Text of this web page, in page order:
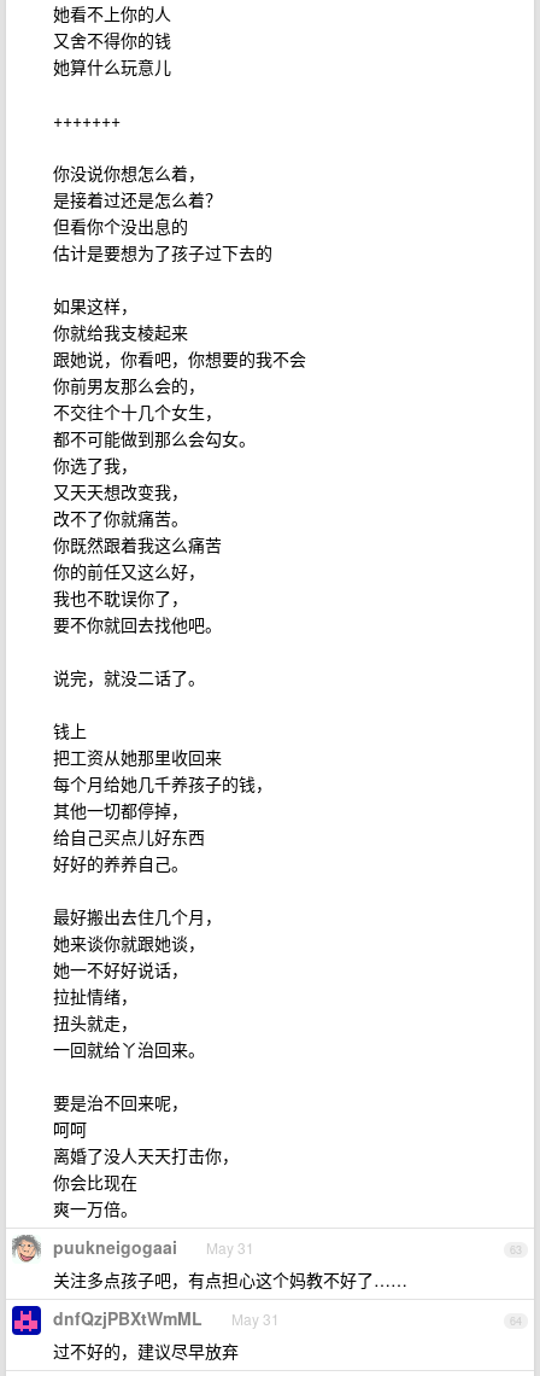
她看不上你的人
又舍不得你的钱
她算什么玩意儿
+++++++
你没说你想怎么着，
是接着过还是怎么着？
但看你个没出息的
估计是要想为了孩子过下去的
如果这样，
你就给我支棱起来
跟她说，你看吧，你想要的我不会
你前男友那么会的，
不交往个十几个女生，
都不可能做到那么会勾女。
你选了我，
又天天想改变我，
改不了你就痛苦。
你既然跟着我这么痛苦
你的前任又这么好，
我也不耽误你了，
要不你就回去找他吧。
说完，就没二话了。
钱上
把工资从她那里收回来
每个月给她几千养孩子的钱，
其他一切都停掉，
给自己买点儿好东西
好好的养养自己。
最好搬出去住几个月，
她来谈你就跟她谈，
她一不好好说话，
拉扯情绪，
扭头就走，
一回就给丫治回来。
要是治不回来呢，
呵呵
离婚了没人天天打击你，
你会比现在
爽一万倍。
63
puukneigogaai May 31
关注多点孩子吧，有点担心这个妈教不好了……
64
dnfQzjPBXtWmML May 31
过不好的，建议尽早放弃